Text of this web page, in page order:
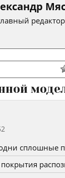
сплошные